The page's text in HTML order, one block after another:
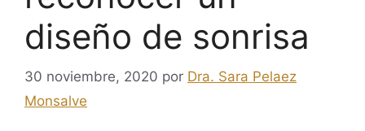
diseño de sonrisa
30 noviembre, 2020 por Dra. Sara Pelaez
Monsalve